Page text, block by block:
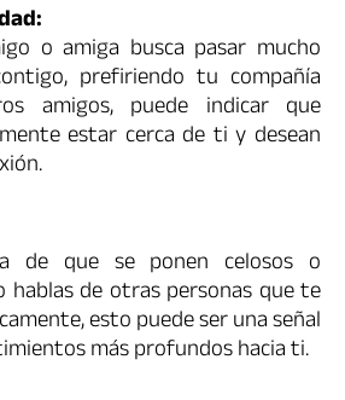
o amiga busca pasar mucho
prefiriendo tu compañía
amigos, puede indicar que
estar cerca de ti y desean
de que se ponen celosos o
hablas de otras personas que te
esto puede ser una señal
más profundos hacia ti.